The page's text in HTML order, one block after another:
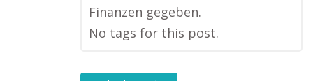
Finanzen gegeben.
No tags for this post.